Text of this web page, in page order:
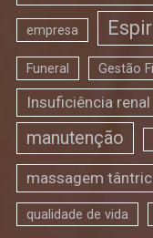
empresa
Funeral Gestão
Insuficiência renal
manutenção
massagem
qualidade de vida